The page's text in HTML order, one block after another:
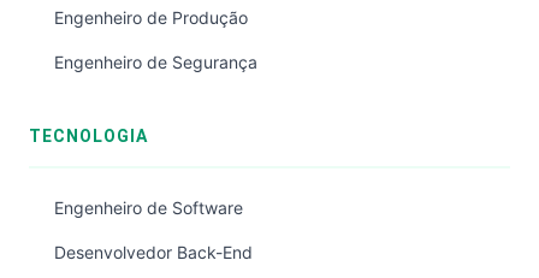
Engenheiro de Produção
Engenheiro de Segurança
TECNOLOGIA
Engenheiro de Software
Desenvolvedor Back-End